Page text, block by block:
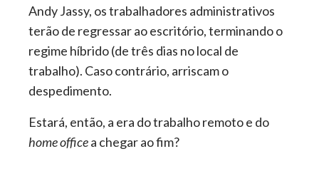
Andy Jassy, os trabalhadores administrativos
terão de regressar ao escritório, terminando o
regime híbrido (de três dias no local de
trabalho). Caso contrário, arriscam o
despedimento.
Estará, então, a era do trabalho remoto e do
home officea chegar ao fim?